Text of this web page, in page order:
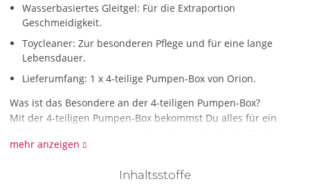
Wasserbasiertes Gleitgel: Für die Extraportion
Geschmeidigkeit.
Toycleaner: Zur besonderen Pflege und für eine lange
Lebensdauer.
Lieferumfang: 1 x 4-teilige Pumpen-Box von Orion.
Was ist das Besondere an der 4-teiligen Pumpen-Box?
Mit der 4-teiligen Pumpen-Box bekommst Du alles für ein
Die potenzfördernde Penispumpe überzeugt mit ihrer
handbetrieben und kann, im Gegensatz zu elektrischen
mehr anzeigen
Inhaltsstoffe